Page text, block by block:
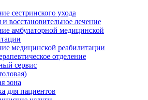
сестринского ухода
восстановительное лечение
амбулаторной медицинской
медицинской реабилитации
отделение
сервис
зона
для пациентов